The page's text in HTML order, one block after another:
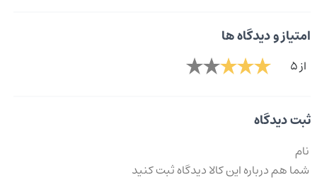
امتیاز و دیدگاه ها
از 5
ثبت دیدگاه